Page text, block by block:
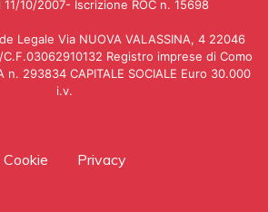
10/2007- Iscrizione ROC n. 15698
Legale Via NUOVA VALASSINA, 4 22046
C.F.03062910132 Registro imprese di Como
n. 293834 CAPITALE SOCIALE Euro 30.000
i.v.
Cookie Privacy